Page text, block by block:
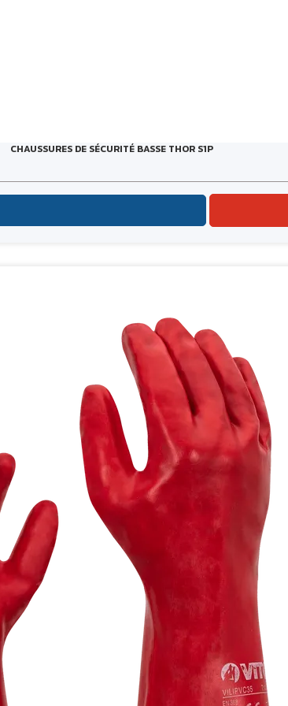
CHAUSSURES DE SÉCURITÉ BASSE THOR S1P